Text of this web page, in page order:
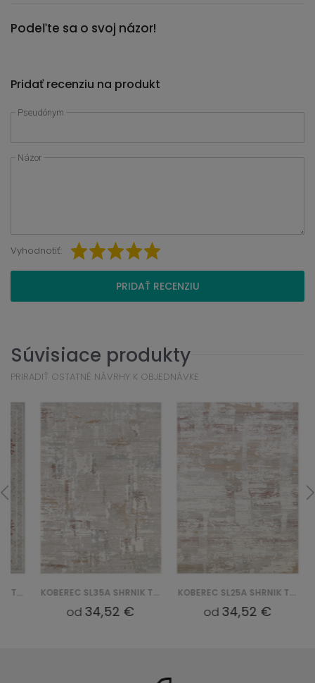
Podeľte sa o svoj názor!
Pridať recenziu na produkt
Pseudónym
Názor
Vyhodnotiť:
PRIDAŤ RECENZIU
Súvisiace produkty
PRIRADIŤ OSTATNÉ NÁVRHY K OBJEDNÁVKE
KOBEREC SL35A SHRNIK TREND QBS - KREMOWY
34,52 €
KOBEREC SL25A SHRNIK TREND QBS - KREMOWY
34,52 €